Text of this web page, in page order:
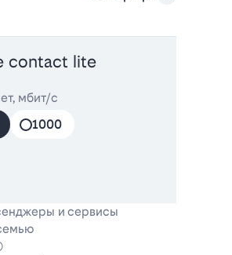
contact lite
мбит/с
1000
и сервисы